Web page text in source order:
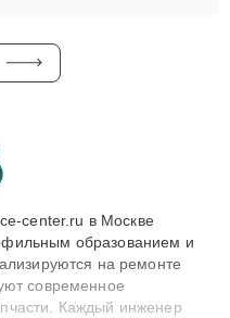
center.ru в Москве
образованием и
на ремонте
современное
Каждый инженер